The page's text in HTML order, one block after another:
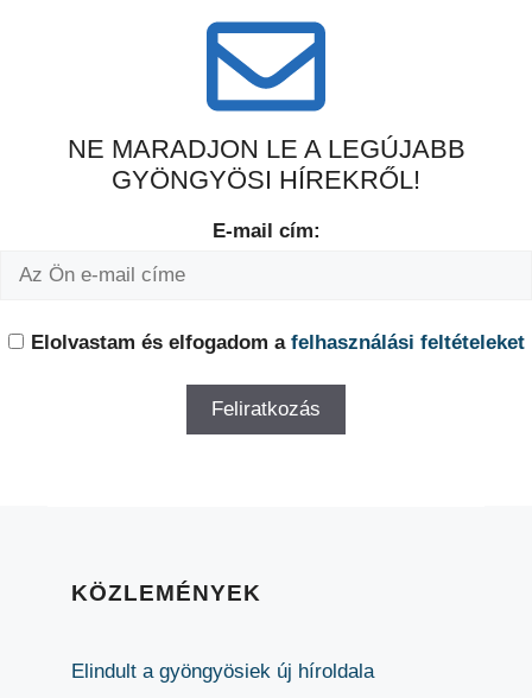
NE MARADJON LE A LEGÚJABB
GYÖNGYÖSI HÍREKRŐL!
E-mail cím:
Elolvastam és elfogadom a felhasználási feltételeket
KÖZLEMÉNYEK
Elindult a gyöngyösiek új híroldala